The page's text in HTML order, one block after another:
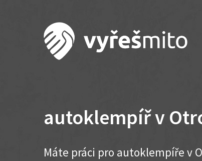
autoklempíř v
Máte práci pro autoklempíře v